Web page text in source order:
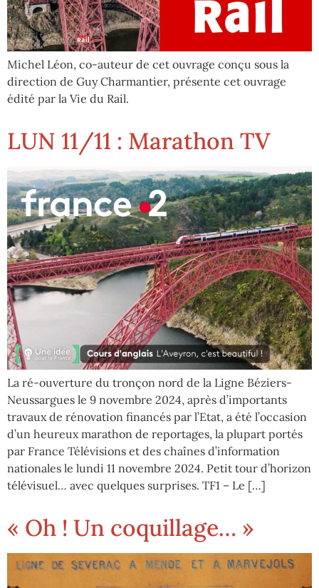
Michel Léon, co-auteur de cet ouvrage conçu sous la
direction de Guy Charmantier, présente cet ouvrage
édité par la Vie du Rail.
LUN 11/11 : Marathon TV
La ré-ouverture du tronçon nord de la Ligne Béziers-
Neussargues le 9 novembre 2024, après d’importants
travaux de rénovation financés par l’Etat, a été l’occasion
d’un heureux marathon de reportages, la plupart portés
par France Télévisions et des chaînes d’information
nationales le lundi 11 novembre 2024. Petit tour d’horizon
télévisuel… avec quelques surprises. TF1 – Le […]
« Oh ! Un coquillage… »